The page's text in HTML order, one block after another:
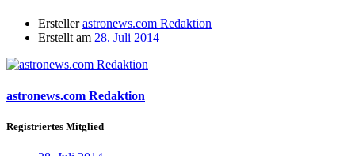
Ersteller astronews.com Redaktion
Erstellt am 28. Juli 2014
astronews.com Redaktion
Registriertes Mitglied